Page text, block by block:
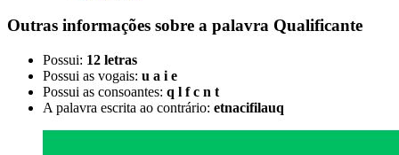
Outras informações sobre a palavra Qualificante
Possui: 12 letras
Possui as vogais: u a i e
Possui as consoantes: q l f c n t
A palavra escrita ao contrário: etnacifilauq